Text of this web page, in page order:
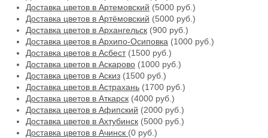
Доставка цветов в Артемовский (5000 руб.)
Доставка цветов в Артёмовский (5000 руб.)
Доставка цветов в Архангельск (900 руб.)
Доставка цветов в Архипо-Осиповка (1000 руб.)
Доставка цветов в Асбест(1500 руб.)
Доставка цветов в Аскарово (1000 руб.)
Доставка цветов в Аскиз (1500 руб.)
Доставка цветов в Астрахань (1700 руб.)
Доставка цветов в Аткарск (4000 руб.)
Доставка цветов в Афипский (2000 руб.)
Доставка цветов в Ахтубинск (5000 руб.)
Доставка цветов в Ачинск (0 руб.)